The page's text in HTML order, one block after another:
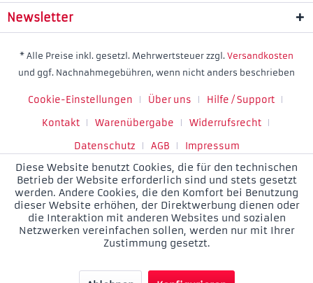
Newsletter
* Alle Preise inkl. gesetzl. Mehrwertsteuer zzgl. Versandkosten
und ggf. Nachnahmegebühren, wenn nicht anders beschrieben
Cookie-Einstellungen Über uns
Hilfe / Support
Kontakt
Warenübergabe
Widerrufsrecht
Datenschutz
AGB Impressum
Diese Website benutzt Cookies, die für den technischen
Betrieb der Website erforderlich sind und stets gesetzt
werden. Andere Cookies, die den Komfort bei Benutzung
dieser Website erhöhen, der Direktwerbung dienen oder
die Interaktion mit anderen Websites und sozialen
Netzwerken vereinfachen sollen, werden nur mit Ihrer
Zustimmung gesetzt.